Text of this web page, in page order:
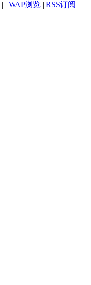
| | WAP浏览 | RSS订阅